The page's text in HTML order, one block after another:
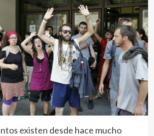
existen desde hace mucho